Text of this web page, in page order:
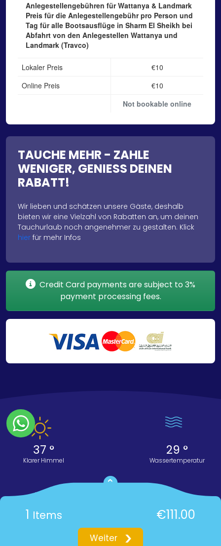
Anlegestellengebühren für Wattanya & Landmark
Preis für die Anlegestellengebühr pro Person und
Tag für alle Bootsausflüge in Sharm El Sheikh bei
Abfahrt von den Anlegestellen Wattanya und
Landmark (Travco)
Lokaler Preis
€10
Online Preis
€10
Not bookable online
1 Items
€111.00
Einkaufswagen
Weiter
TAUCHE MEHR - ZAHLE
WENIGER, GENIESS DEINEN
RABATT!
Wir lieben und schätzen unsere Gäste, deshalb
bieten wir eine Vielzahl von Rabatten an, um deinen
Tauchurlaub noch angenehmer zu gestalten. Klick
hier für mehr Infos
Credit Card payments are subject to 3%
payment processing fees.
37 °
Klarer Himmel
29 °
Wassertemperatur
©2026 Circle Divers. Alle Rechte vorbehalten
Powered byInnovix Solutions